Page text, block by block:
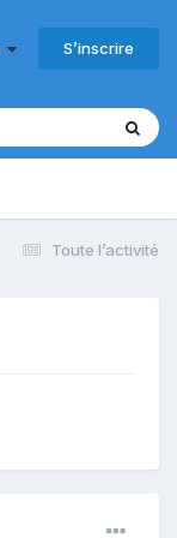
S’inscrire
Toute l’activité